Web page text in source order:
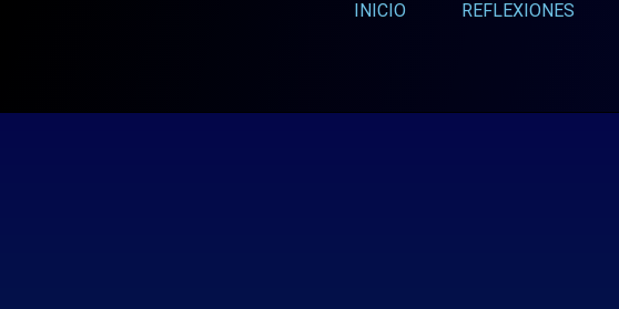
INICIO REFLEXIONES